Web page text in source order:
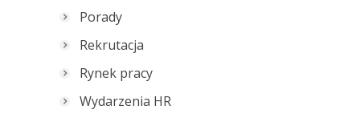
Porady
Rekrutacja
Rynek pracy
Wydarzenia HR